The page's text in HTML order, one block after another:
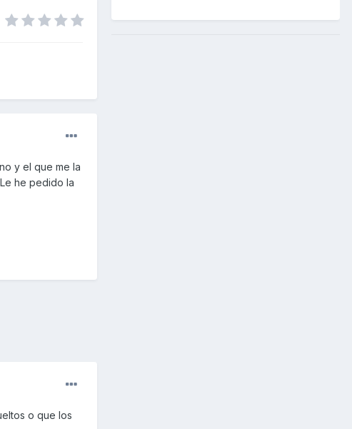
y el que me la
he pedido la
o que los